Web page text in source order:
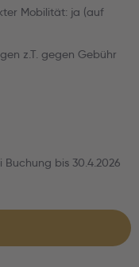
Mobilität: ja (auf
z.T. gegen Gebühr
Buchung bis 30.4.2026